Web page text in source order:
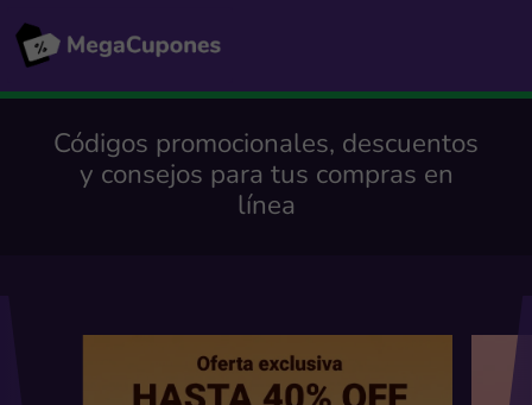
Códigos promocionales, descuentos
y consejos para tus compras en
línea